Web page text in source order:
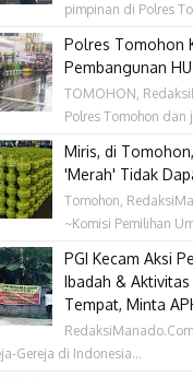
pimpinan di Polres
Polres Tomohon
Pembangunan
TOMOHON,
Polres Tomohon dan
Miris, di
'Merah' Tidak
Tomohon,
~Komisi Pemilihan
PGI Kecam Aksi
Ibadah &
Tempat, Minta
Gereja di Indonesia...